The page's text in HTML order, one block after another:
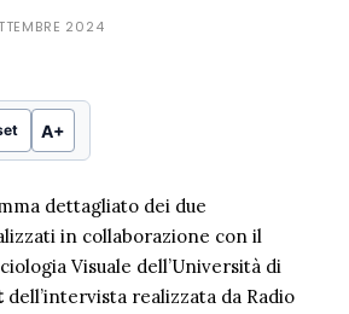
2024
A+
dettagliato dei due
in collaborazione con il
Visuale dell’Università di
dell’intervista realizzata da Radio